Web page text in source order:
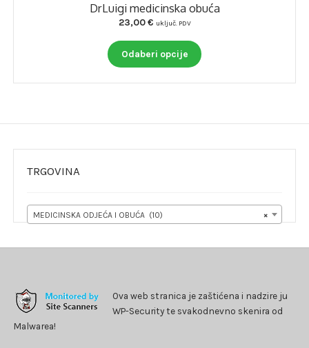
DrLuigi medicinska obuća
23,00€ uključ. PDV
Odaberi opcije
Ovaj
proizvod
Opcije
TRGOVINA
×
MEDICINSKA ODJEĆA I OBUĆA (10)
Ova web stranica je zaštićena i nadzire ju
WP-Security te svakodnevno skenira od
Malwarea!